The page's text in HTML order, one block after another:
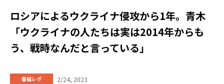
ロシアによるウクライナ侵攻から1年。青木
「ウクライナの人たちは実は2014年からも
う、戦時なんだと言っている」
番組レポ 2/24, 2023